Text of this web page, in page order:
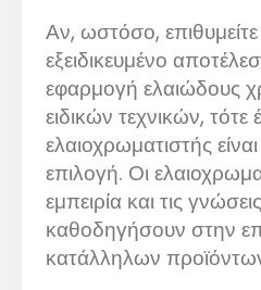
Αν, ωστόσο,
εξειδικευμένο
εφαρμογή ελαιώδους
ειδικών τεχνικών, τότε
ελαιοχρωματιστής
επιλογή. Οι
εμπειρία και τις
καθοδηγήσουν στην
κατάλληλων